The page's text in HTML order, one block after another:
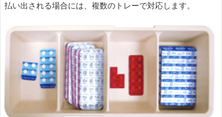
払い出される場合には、複数のトレーで対応します。